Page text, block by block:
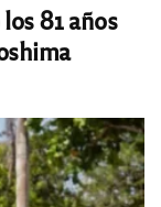
81 años